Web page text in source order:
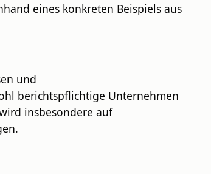
eines konkreten Beispiels aus
und
berichtspflichtige Unternehmen
insbesondere auf